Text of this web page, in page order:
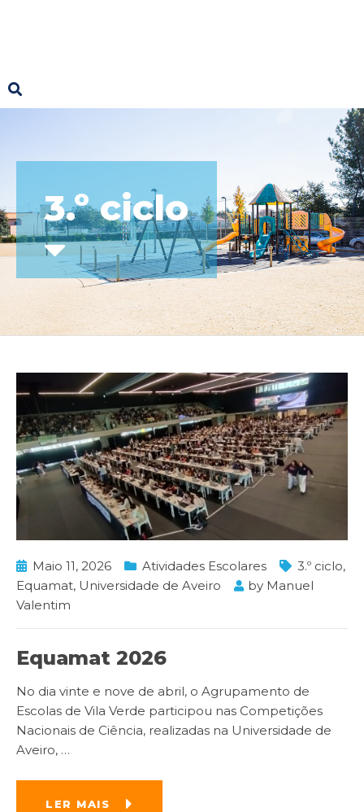
3.º ciclo
Maio 11, 2026 Atividades Escolares 3.º ciclo,
Equamat, Universidade de Aveiro by Manuel
Valentim
Equamat 2026
No dia vinte e nove de abril, o Agrupamento de
Escolas de Vila Verde participou nas Competições
Nacionais de Ciência, realizadas na Universidade de
Aveiro, …
LER MAIS